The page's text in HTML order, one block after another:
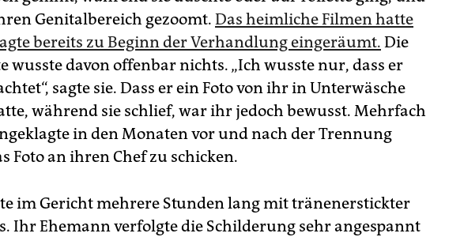
Genitalbereich gezoomt. Das heimliche Filmen hatte
bereits zu Beginn der Verhandlung eingeräumt. Die
wusste davon offenbar nichts. „Ich wusste nur, dass er
sagte sie. Dass er ein Foto von ihr in Unterwäsche
während sie schlief, war ihr jedoch bewusst. Mehrfach
in den Monaten vor und nach der Trennung
Foto an ihren Chef zu schicken.
im Gericht mehrere Stunden lang mit tränenerstickter
Ihr Ehemann verfolgte die Schilderung sehr angespannt